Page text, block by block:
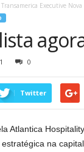
Executive
0
Twitter
Atlantica
na